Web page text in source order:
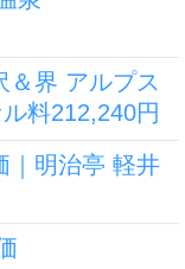
＆界 アルプス
料212,240円
｜明治亭 軽井